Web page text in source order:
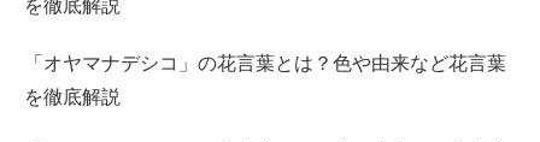
を徹底解説
「オヤマナデシコ」の花言葉とは？色や由来など花言葉
を徹底解説